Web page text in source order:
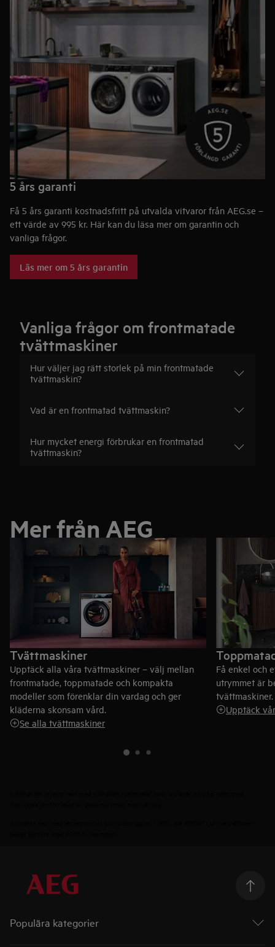
5 års garanti
Få 5 års garanti kostnadsfritt på utvalda vitvaror från AEG.se –
ett värde av 995 kr. Här kan du läsa mer om garantin och
vanliga frågor.
Läs mer om 5 års garantin
Vanliga frågor om frontmatade
tvättmaskiner
Hur väljer jag rätt storlek på min frontmatade
tvättmaskin?
Vad är en frontmatad tvättmaskin?
Hur mycket energi förbrukar en frontmatad
tvättmaskin?
Mer från AEG
Tvättmaskiner
Upptäck alla våra tvättmaskiner – välj mellan
frontmatade, toppmatade och kompakta
modeller som förenklar din vardag och ger
kläderna skonsam vård.
Se alla tvättmaskiner
Få enkel och
utrymmet är
tvättmaskiner.
Upptäck
Populära kategorier